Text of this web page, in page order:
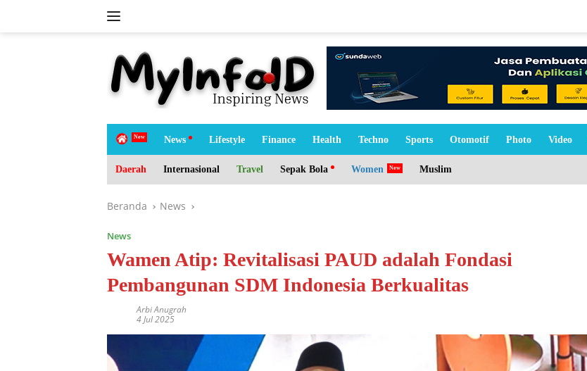
H
e
News Lifestyle Finance Health Techno Sports Otomotif Photo Video
Daerah Internasional Travel Sepak Bola Women Muslim
Beranda News
News
Wamen Atip: Revitalisasi PAUD adalah Fondasi
Pembangunan SDM Indonesia Berkualitas
Arbi Anugrah
4 Jul 2025